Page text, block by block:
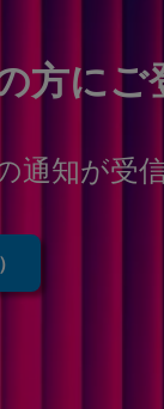
方に
通知が受